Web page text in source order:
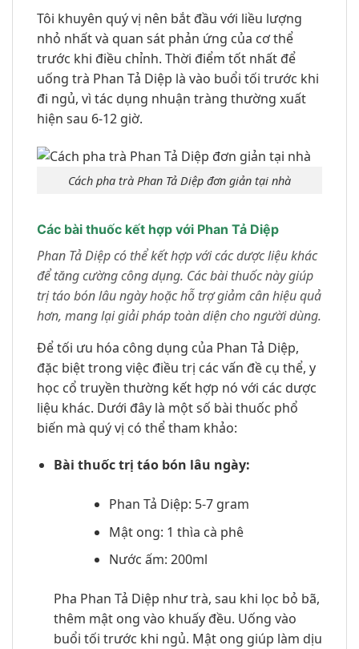
Tôi khuyên quý vị nên bắt đầu với liều lượng
nhỏ nhất và quan sát phản ứng của cơ thể
trước khi điều chỉnh. Thời điểm tốt nhất để
uống trà Phan Tả Diệp là vào buổi tối trước khi
đi ngủ, vì tác dụng nhuận tràng thường xuất
hiện sau 6-12 giờ.
Cách pha trà Phan Tả Diệp đơn giản tại nhà
Các bài thuốc kết hợp với Phan Tả Diệp
Phan Tả Diệp có thể kết hợp với các dược liệu khác
để tăng cường công dụng. Các bài thuốc này giúp
trị táo bón lâu ngày hoặc hỗ trợ giảm cân hiệu quả
hơn, mang lại giải pháp toàn diện cho người dùng.
Để tối ưu hóa công dụng của Phan Tả Diệp,
đặc biệt trong việc điều trị các vấn đề cụ thể, y
học cổ truyền thường kết hợp nó với các dược
liệu khác. Dưới đây là một số bài thuốc phổ
biến mà quý vị có thể tham khảo:
Bài thuốc trị táo bón lâu ngày:
Phan Tả Diệp: 5-7 gram
Mật ong: 1 thìa cà phê
Nước ấm: 200ml
Pha Phan Tả Diệp như trà, sau khi lọc bỏ bã,
thêm mật ong vào khuấy đều. Uống vào
buổi tối trước khi ngủ. Mật ong giúp làm dịu